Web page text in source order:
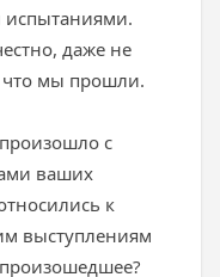
испытаниями.
даже не
что мы прошли.
с
ваших
к
выступлениям